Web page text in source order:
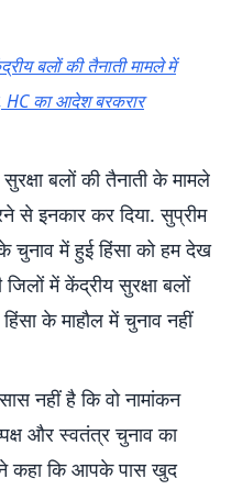
बलों की तैनाती मामले में
HC का आदेश बरकरार
बलों की तैनाती के मामले
से इनकार कर दिया. सुप्रीम
में हुई हिंसा को हम देख
में केंद्रीय सुरक्षा बलों
के माहौल में चुनाव नहीं
नहीं है कि वो नामांकन
और स्वतंत्र चुनाव का
ने कहा कि आपके पास खुद